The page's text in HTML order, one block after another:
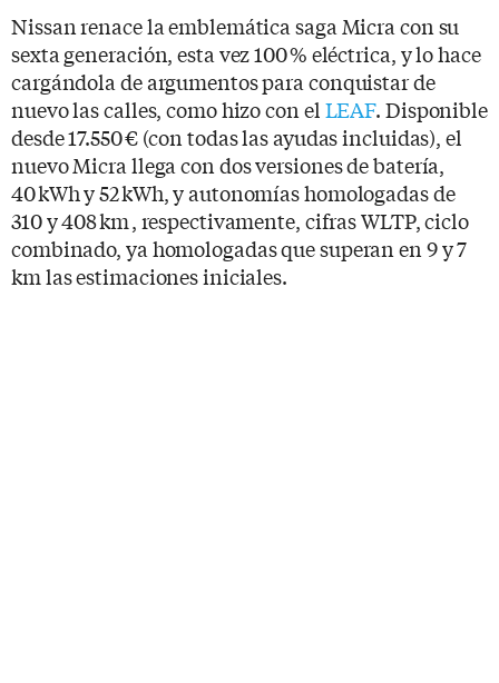
Nissan renace la emblemática saga Micra con su
sexta generación, esta vez 100 % eléctrica, y lo hace
cargándola de argumentos para conquistar de
nuevo las calles, como hizo con el LEAF. Disponible
desde 17.550 € (con todas las ayudas incluidas), el
nuevo Micra llega con dos versiones de batería,
40 kWh y 52 kWh, y autonomías homologadas de
310 y 408 km , respectivamente, cifras WLTP, ciclo
combinado, ya homologadas que superan en 9 y 7
km las estimaciones iniciales.